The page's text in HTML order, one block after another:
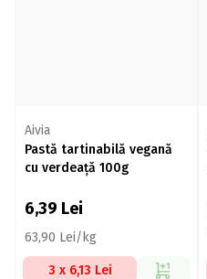
Aivia
Pastă tartinabilă vegană
cu verdeață 100g
6,39 Lei
63,90 Lei/kg
3 x 6,13 Lei